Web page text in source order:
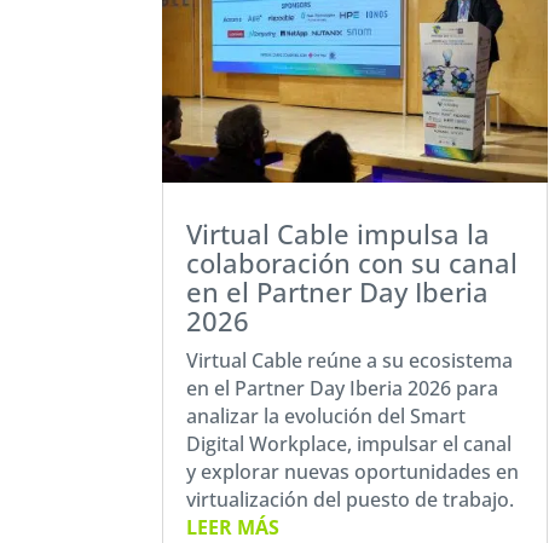
Virtual Cable impulsa la
colaboración con su canal
en el Partner Day Iberia
2026
Virtual Cable reúne a su ecosistema
en el Partner Day Iberia 2026 para
analizar la evolución del Smart
Digital Workplace, impulsar el canal
y explorar nuevas oportunidades en
virtualización del puesto de trabajo.
LEER MÁS